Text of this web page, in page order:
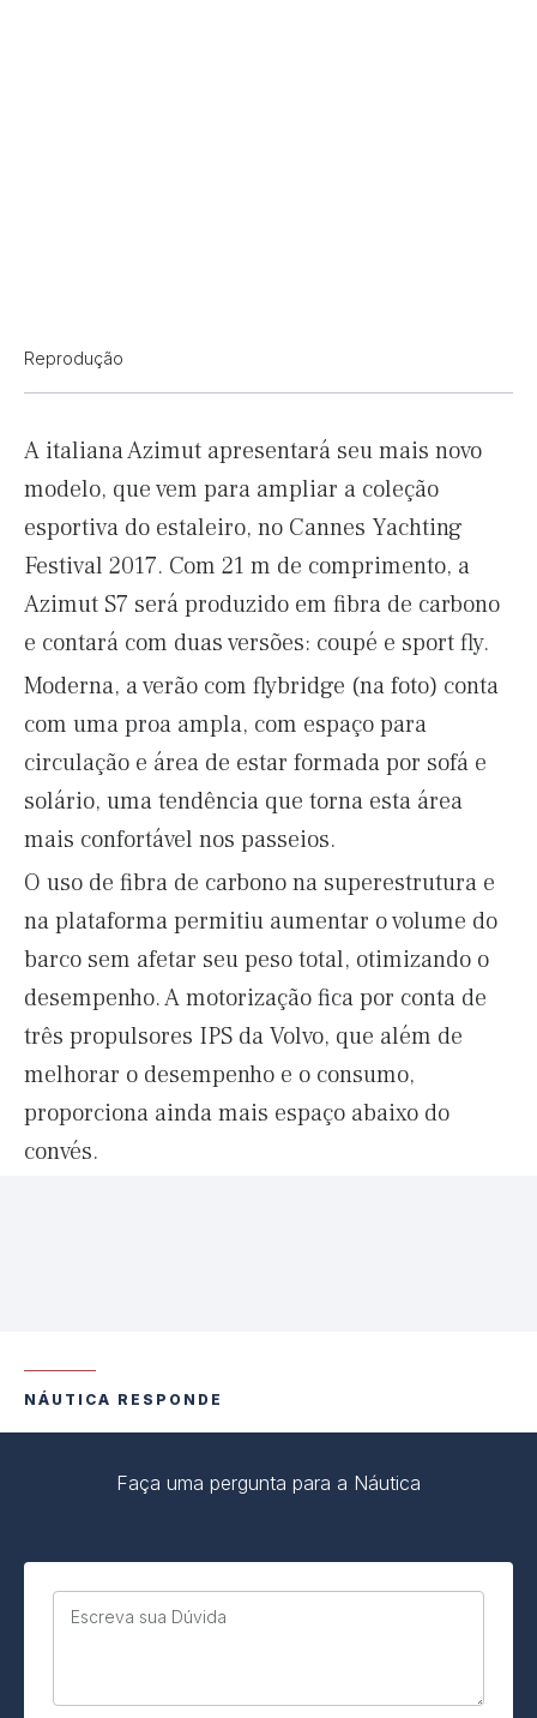
Reprodução
A italiana Azimut apresentará seu mais novo
modelo, que vem para ampliar a coleção
esportiva do estaleiro, no Cannes Yachting
Festival 2017. Com 21 m de comprimento, a
Azimut S7 será produzido em fibra de carbono
e contará com duas versões: coupé e sport fly.
Moderna, a verão com flybridge (na foto) conta
com uma proa ampla, com espaço para
circulação e área de estar formada por sofá e
solário, uma tendência que torna esta área
mais confortável nos passeios.
O uso de fibra de carbono na superestrutura e
na plataforma permitiu aumentar o volume do
barco sem afetar seu peso total, otimizando o
desempenho. A motorização fica por conta de
três propulsores IPS da Volvo, que além de
melhorar o desempenho e o consumo,
proporciona ainda mais espaço abaixo do
convés.
NÁUTICA RESPONDE
Faça uma pergunta para a Náutica
Escreva sua Dúvida